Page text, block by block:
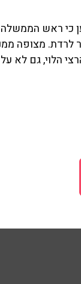
כי ראש
לרדת. מצופה
הלוי, גם לא